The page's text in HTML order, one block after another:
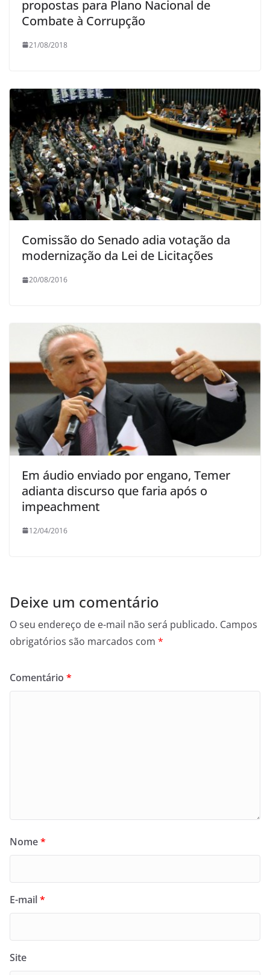
propostas para Plano Nacional de
Combate à Corrupção
21/08/2018
Comissão do Senado adia votação da
modernização da Lei de Licitações
20/08/2016
Em áudio enviado por engano, Temer
adianta discurso que faria após o
impeachment
12/04/2016
Deixe um comentário
O seu endereço de e-mail não será publicado. Campos
obrigatórios são marcados com *
Comentário *
Nome*
E-mail*
Site